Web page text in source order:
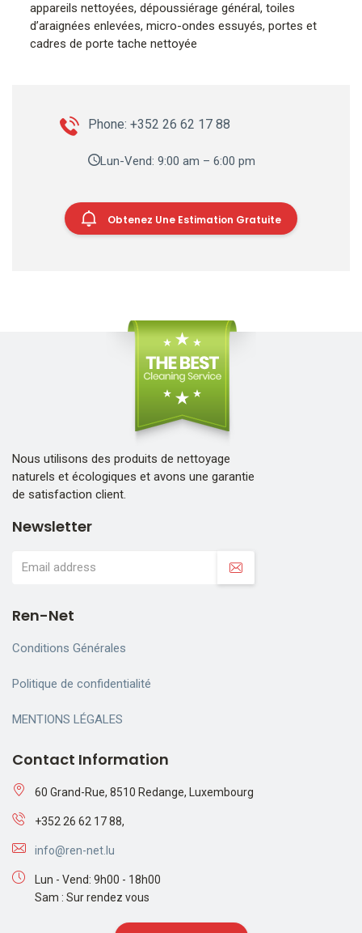
appareils nettoyées, dépoussiérage général, toiles
d’araignées enlevées, micro-ondes essuyés, portes et
cadres de porte tache nettoyée
Phone: +352 26 62 17 88
Lun-Vend: 9:00 am – 6:00 pm
Obtenez Une Estimation Gratuite
Nous utilisons des produits de nettoyage
naturels et écologiques et avons une garantie
de satisfaction client.
Newsletter
Ren-Net
Conditions Générales
Politique de confidentialité
MENTIONS LÉGALES
Contact Information
60 Grand-Rue, 8510 Redange, Luxembourg
+352 26 62 17 88,
info@ren-net.lu
Lun - Vend: 9h00 - 18h00
Sam : Sur rendez vous